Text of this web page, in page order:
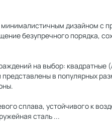
минималистичным дизайном
безупречного порядка,
на выбор: квадратные
в популярных
сплава, устойчивого к
сталь ...